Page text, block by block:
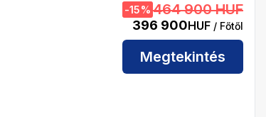
-15% 464 900 HUF
396 900HUF / Főtől
Megtekintés